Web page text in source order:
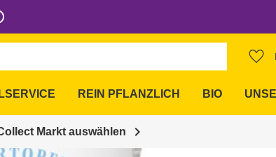
REIN PFLANZLICH BIO
Markt auswählen chevron_right